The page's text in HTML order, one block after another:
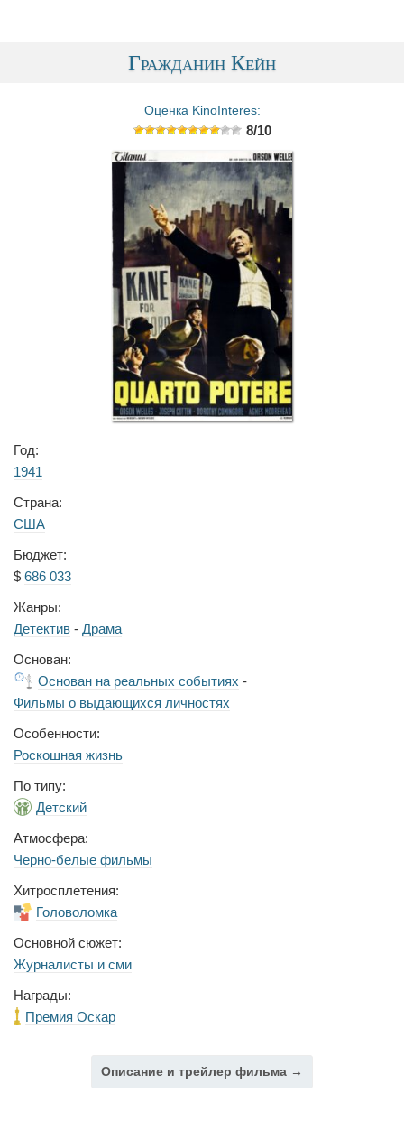
Гражданин Кейн
Оценка KinoInteres:
8/10
Год:
1941
Страна:
США
Бюджет:
$ 686 033
Жанры:
Детектив - Драма
Основан:
Основан на реальных событиях -
Фильмы о выдающихся личностях
Особенности:
Роскошная жизнь
По типу:
Детский
Атмосфера:
Черно-белые фильмы
Хитросплетения:
Головоломка
Основной сюжет:
Журналисты и сми
Награды:
Премия Оскар
Описание и трейлер фильма →